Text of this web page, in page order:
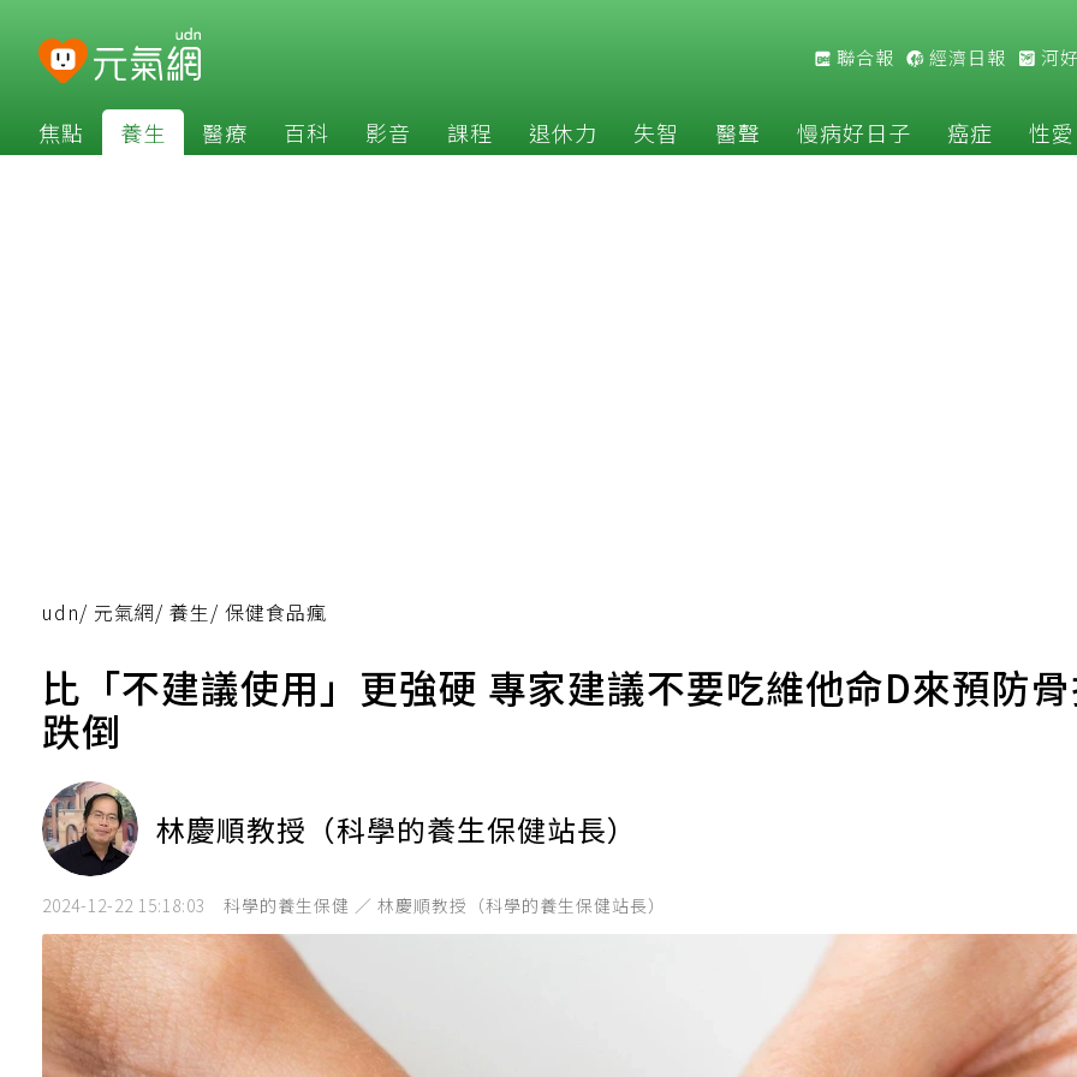
聯合報 經濟日報 河
焦點 養生 醫療 百科 影音 課程 退休力 失智 醫聲 慢病好日子 癌症 性愛
udn/ 元氣網/ 養生/ 保健食品瘋
比「不建議使用」更強硬 專家建議不要吃維他命D來預防
跌倒
林慶順教授（科學的養生保健站長）
2024-12-22 15:18:03 科學的養生保健 ／ 林慶順教授（科學的養生保健站長）